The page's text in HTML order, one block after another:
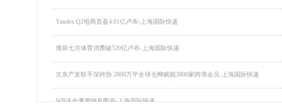
Yandex Q2电商首盈4.01亿卢布-上海国际快递
俄前七月体育消费破520亿卢布-上海国际快递
京东产发联手深跨协 2800万平全球仓网赋能3800家跨境会员-上海国际快递
WB连仓遭袭烧及图书-上海国际快递